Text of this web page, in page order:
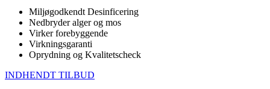
Miljøgodkendt Desinficering
Nedbryder alger og mos
Virker forebyggende
Virkningsgaranti
Oprydning og Kvalitetscheck
INDHENDT TILBUD